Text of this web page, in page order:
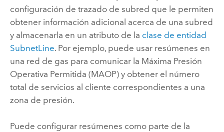
configuración de trazado de subred que le permiten
obtener información adicional acerca de una subred
y almacenarla en un atributo de la clase de entidad
SubnetLine. Por ejemplo, puede usar resúmenes en
una red de gas para comunicar la Máxima Presión
Operativa Permitida (MAOP) y obtener el número
total de servicios al cliente correspondientes a una
zona de presión.
Puede configurar resúmenes como parte de la